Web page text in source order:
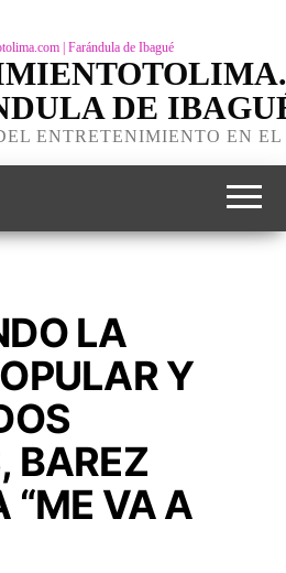
DE
ENTRETENIMIENTO EN
LA
Y
BAREZ
“ME VA A